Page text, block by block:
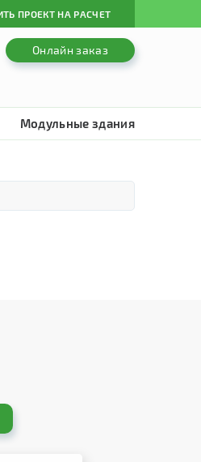
ПРОЕКТ НА РАСЧЕТ
Онлайн заказ
Модульные здания